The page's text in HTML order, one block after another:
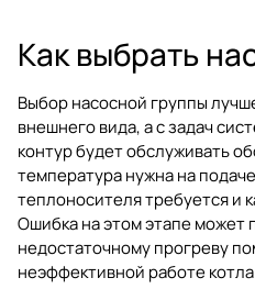
Как выбрать
Выбор насосной группы
внешнего вида, а с задач
контур будет обслуживать
температура нужна на
теплоносителя требуется и
Ошибка на этом этапе может
недостаточному прогреву
неэффективной работе